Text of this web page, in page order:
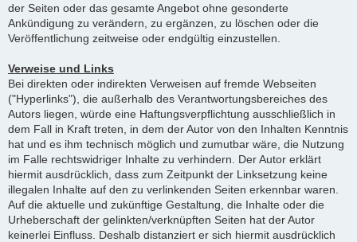
der Seiten oder das gesamte Angebot ohne gesonderte
Ankündigung zu verändern, zu ergänzen, zu löschen oder die
Veröffentlichung zeitweise oder endgültig einzustellen.
Verweise und Links
Bei direkten oder indirekten Verweisen auf fremde Webseiten
("Hyperlinks"), die außerhalb des Verantwortungsbereiches des
Autors liegen, würde eine Haftungsverpflichtung ausschließlich in
dem Fall in Kraft treten, in dem der Autor von den Inhalten Kenntnis
hat und es ihm technisch möglich und zumutbar wäre, die Nutzung
im Falle rechtswidriger Inhalte zu verhindern. Der Autor erklärt
hiermit ausdrücklich, dass zum Zeitpunkt der Linksetzung keine
illegalen Inhalte auf den zu verlinkenden Seiten erkennbar waren.
Auf die aktuelle und zukünftige Gestaltung, die Inhalte oder die
Urheberschaft der gelinkten/verknüpften Seiten hat der Autor
keinerlei Einfluss. Deshalb distanziert er sich hiermit ausdrücklich